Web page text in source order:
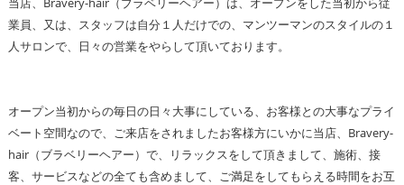
業員、又は、スタッフは自分１人だけでの、マンツーマンのスタイルの１
人サロンで、日々の営業をやらして頂いております。
オープン当初からの毎日の日々大事にしている、お客様との大事なプライ
ベート空間なので、ご来店をされましたお客様方にいかに当店、Bravery-
hair（ブラベリーヘアー）で、リラックスをして頂きまして、施術、接
客、サービスなどの全ても含めまして、ご満足をしてもらえる時間をお互